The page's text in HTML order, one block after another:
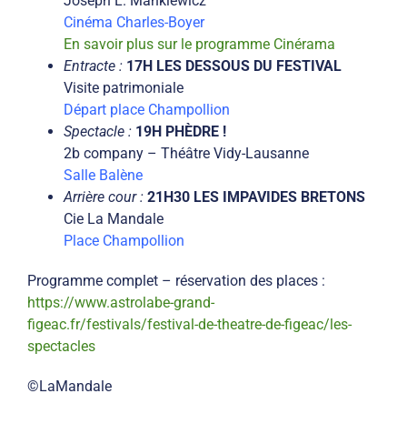
Cinéma Charles-Boyer
En savoir plus sur le programme Cinérama
Entracte : 17H LES DESSOUS DU FESTIVAL
Visite patrimoniale
Départ place Champollion
Spectacle : 19H PHÈDRE !
2b company – Théâtre Vidy-Lausanne
Salle Balène
Arrière cour : 21H30 LES IMPAVIDES BRETONS
Cie La Mandale
Place Champollion
Programme complet – réservation des places :
https://www.astrolabe-grand-
figeac.fr/festivals/festival-de-theatre-de-figeac/les-
spectacles
©LaMandale